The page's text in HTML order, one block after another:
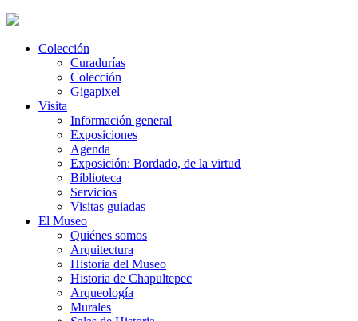
Colección
Curadurías
Colección
Gigapixel
Visita
Información general
Exposiciones
Agenda
Exposición: Bordado, de la virtud
Biblioteca
Servicios
Visitas guiadas
El Museo
Quiénes somos
Arquitectura
Historia del Museo
Historia de Chapultepec
Arqueología
Murales